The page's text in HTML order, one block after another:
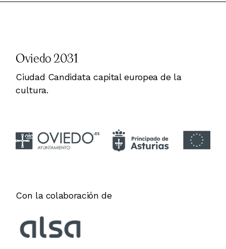
Oviedo 2031
Ciudad Candidata capital europea de la
cultura.
Con la colaboración de